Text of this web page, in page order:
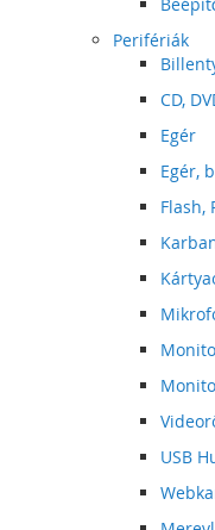
Perifériák
CD,
Egér
Egér,
Flash,
USB